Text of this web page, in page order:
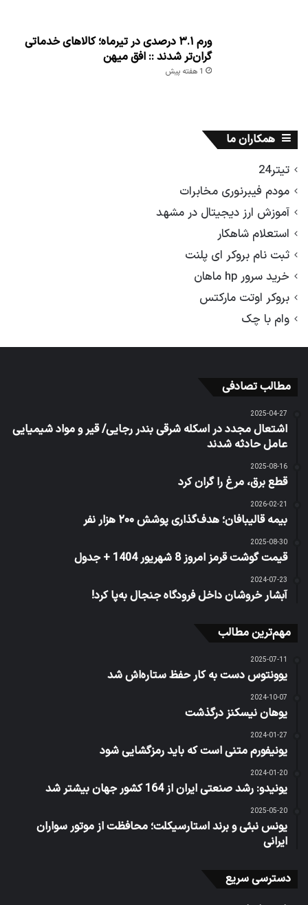
ورم ۳.۱ درصدی در تیرماه؛ کالاهای خدماتی
گران‌تر شدند :: افق میهن
1 هفته پیش
همکاران ما
تیتر24
مودم فیبرنوری مخابرات
آموزش ارز دیجیتال در مشهد
استعلام شاهکار
ثبت نام بروکر ای پلنت
خرید سرور hp ماهان
بروکر اوتت مارکتس
وام با چک
مطالب تصادفی
2025-04-27
اشتعال مجدد در اسکله شرقی بندر رجایی/ قیر و مواد شیمیایی
عامل حادثه شدند
2025-08-16
قطع برق، مرغ را گران کرد
2026-02-21
بیمه قالیبافان؛ هدف‌گذاری پوشش ۲۰۰ هزار نفر
2025-08-30
قیمت گوشت قرمز امروز 8 شهریور 1404 + جدول
2024-07-23
آبشار خروشان داخل فرودگاه جنجال به‌پا کرد!
مهم‌ترین مطالب
2025-07-11
یوونتوس دست به کار حفظ ستاره‌اش شد
2024-10-07
یوهان نیسکنز درگذشت
2024-01-27
یونیفورم متنی است که باید رمزگشایی شود
2024-01-20
یونیدو: رشد صنعتی ایران از 164 کشور جهان بیشتر شد
2025-05-20
یونس نبئی و برند استارسیکلت؛ محافظت از موتور سواران
ایرانی
دسترسی سریع